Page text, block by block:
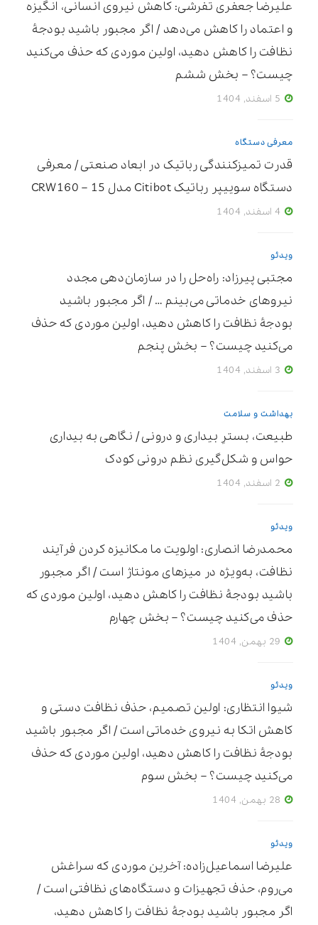
علیرضا جعفری تفرشی: کاهش نیروی انسانی، انگیزه
و اعتماد را کاهش می‌دهد / اگر مجبور باشید بودجۀ
نظافت را کاهش دهید، اولین موردی که حذف می‌کنید
چیست؟ – بخش ششم
معرفی دستگاه
قدرت تمیزکنندگی رباتیک در ابعاد صنعتی / معرفی
دستگاه سوییپر رباتیک Citibot مدل CRW160 – 15
ویدئو
مجتبی پیرزاد: راه‌حل را در سازمان‌دهی مجدد
نیروهای خدماتی می‌بینم … / اگر مجبور باشید
بودجۀ نظافت را کاهش دهید، اولین موردی که حذف
می‌کنید چیست؟ – بخش پنجم
بهداشت و سلامت
طبیعت، بسترِ بیداری و درونی / نگاهی به بیداری
حواس و شکل‌گیری نظم درونی کودک
ویدئو
محمدرضا انصاری: اولویت ما مکانیزه ‌کردن فرآیند
نظافت، به‌ویژه در میزهای مونتاژ است / اگر مجبور
باشید بودجۀ نظافت را کاهش دهید، اولین موردی که
حذف می‌کنید چیست؟ – بخش چهارم
ویدئو
شیوا انتظاری: اولین تصمیم، حذف نظافت دستی و
کاهش اتکا به نیروی خدماتی است / اگر مجبور باشید
بودجۀ نظافت را کاهش دهید، اولین موردی که حذف
می‌کنید چیست؟ – بخش سوم
ویدئو
علیرضا اسماعیل‌زاده: آخرین موردی که سراغش
می‌روم، حذف تجهیزات و دستگاه‌های نظافتی است /
اگر مجبور باشید بودجۀ نظافت را کاهش دهید،